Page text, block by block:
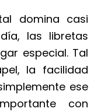
domina casi
las libretas
especial. Tal
la facilidad
ese
con